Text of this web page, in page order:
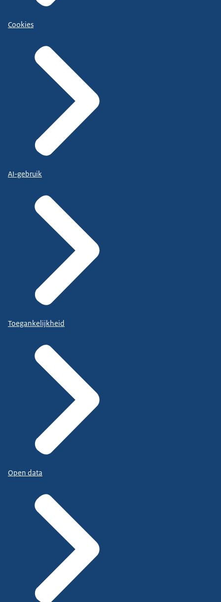
Cookies
AI-gebruik
Toegankelijkheid
Open data